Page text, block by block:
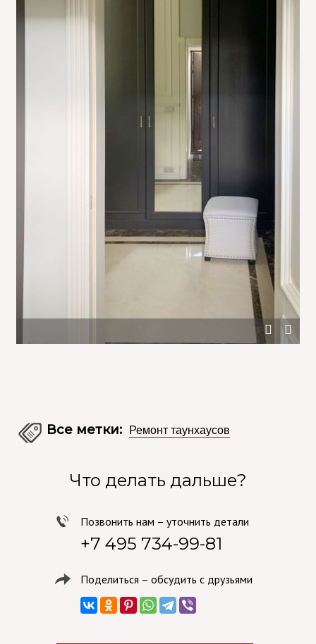
Дизайн прихожей с темным шкафом и белыми стенами
Все метки: Ремонт таунхаусов
Что делать дальше?
Позвонить нам – уточнить детали
+7 495 734-99-81
Поделиться – обсудить с друзьями